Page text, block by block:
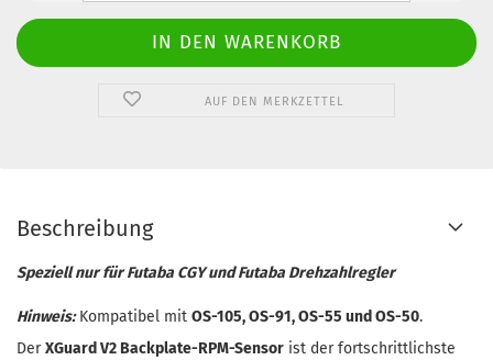
AUF DEN MERKZETTEL
Beschreibung
Speziell nur für Futaba CGY und Futaba Drehzahlregler
Hinweis:Kompatibel mit OS-105, OS-91, OS-55 und OS-50.
DerXGuard V2 Backplate-RPM-Sensor ist der fortschrittlichste